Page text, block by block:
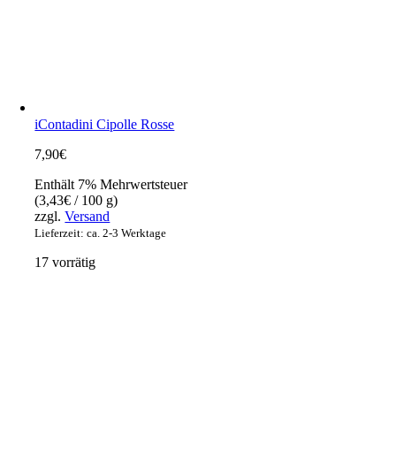
iContadini Cipolle Rosse
7,90€
Enthält 7% Mehrwertsteuer
(3,43€ / 100 g)
zzgl.Versand
Lieferzeit: ca. 2-3 Werktage
17 vorrätig